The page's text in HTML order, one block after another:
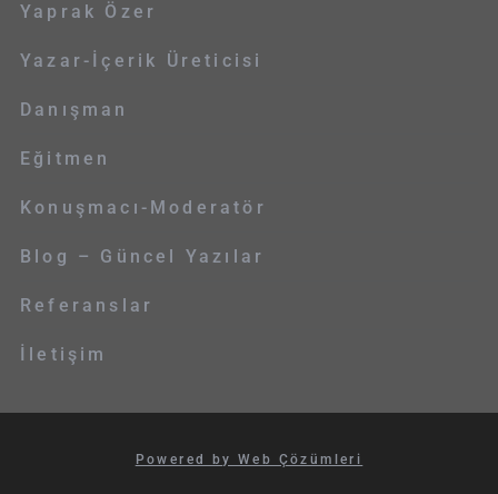
Yaprak Özer
Yazar-İçerik Üreticisi
Danışman
Eğitmen
Konuşmacı-Moderatör
Blog – Güncel Yazılar
Referanslar
İletişim
Powered by Web Çözümleri